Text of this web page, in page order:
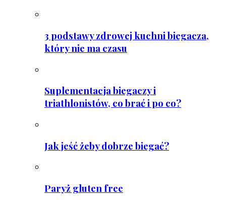
3 podstawy zdrowej kuchni biegacza,
który nie ma czasu
Suplementacja biegaczy i
triathlonistów, co brać i po co?
Jak jeść żeby dobrze biegać?
Paryż gluten free